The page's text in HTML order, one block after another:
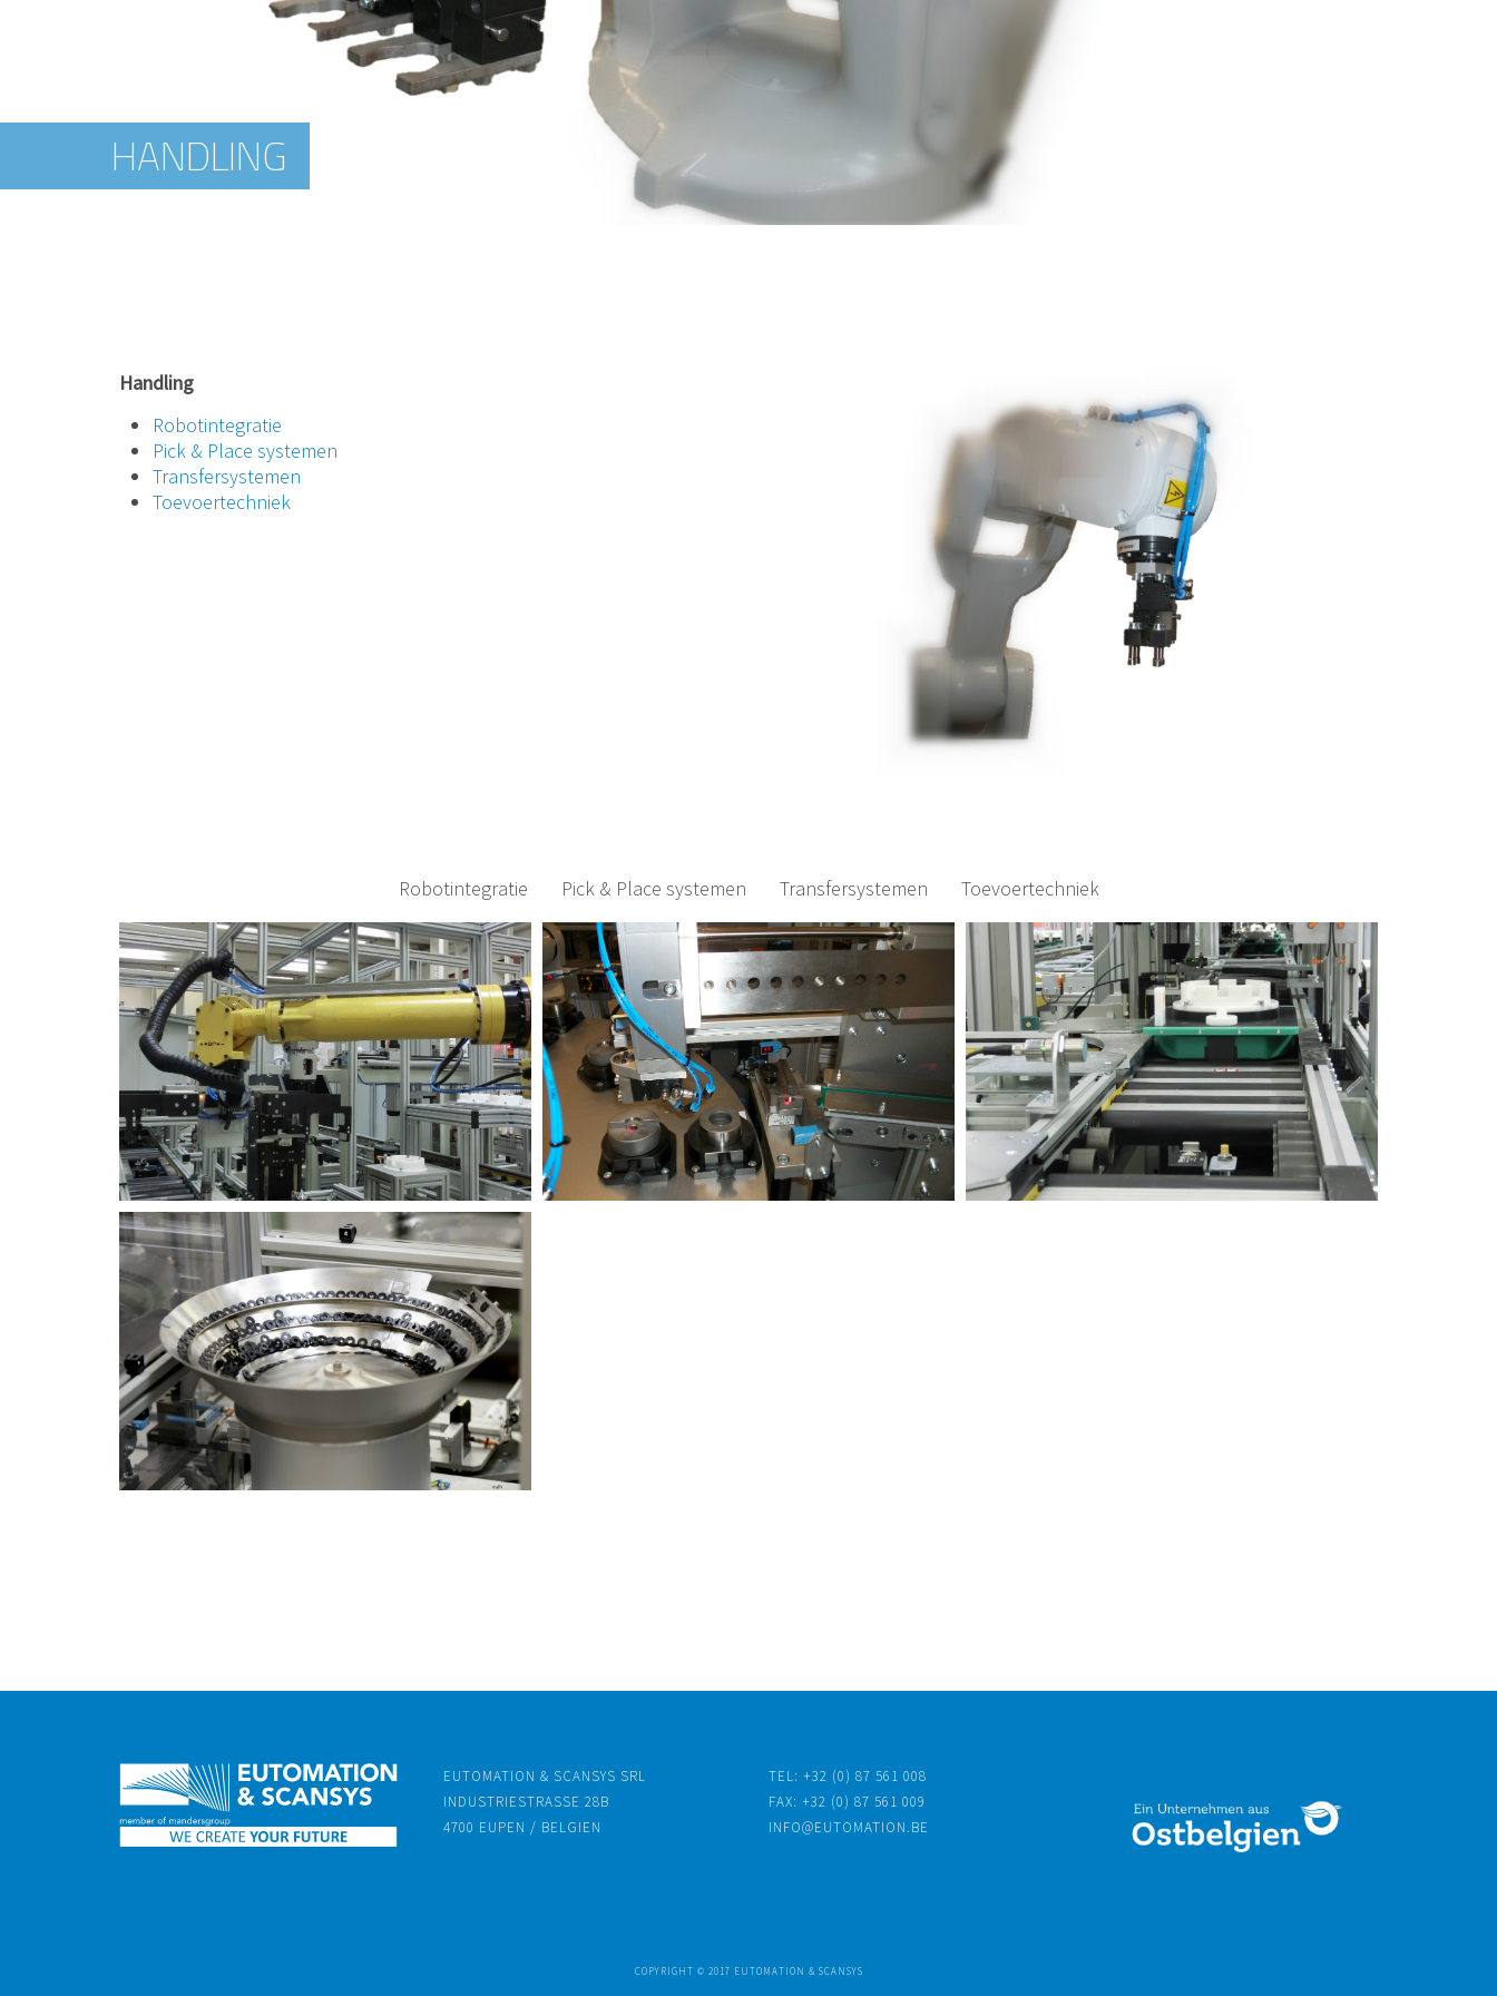
HANDLING
HANDLING
Handling
Robotintegratie
Pick & Place systemen
Transfersystemen
Toevoertechniek
Robotintegratie Pick & Place systemen Transfersystemen Toevoertechniek
MEER INFORMATIE MEER INFORMATIE MEER INFORMATIE
MEER INFORMATIE
EUTOMATION & SCANSYS SRL
INDUSTRIESTRASSE 28B
4700 EUPEN / BELGIEN
TEL: +32 (0) 87 561 008
FAX: +32 (0) 87 561 009
INFO@EUTOMATION.BE
COPYRIGHT © 2017 EUTOMATION & SCANSYS